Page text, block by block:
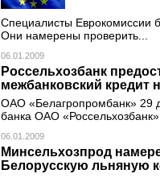
Специалисты Еврокомиссии
Они намерены проверить...
06.01.2009
Россельхозбанк
межбанковский кредит
ОАО «Белагропромбанк» 29
банка ОАО
06.01.2009
Минсельхозпрод
Белорусскую льняную